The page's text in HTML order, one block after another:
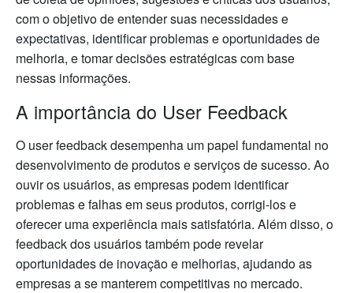
com o objetivo de entender suas necessidades e
expectativas, identificar problemas e oportunidades de
melhoria, e tomar decisões estratégicas com base
nessas informações.
A importância do User Feedback
O user feedback desempenha um papel fundamental no
desenvolvimento de produtos e serviços de sucesso. Ao
ouvir os usuários, as empresas podem identificar
problemas e falhas em seus produtos, corrigi-los e
oferecer uma experiência mais satisfatória. Além disso, o
feedback dos usuários também pode revelar
oportunidades de inovação e melhorias, ajudando as
empresas a se manterem competitivas no mercado.